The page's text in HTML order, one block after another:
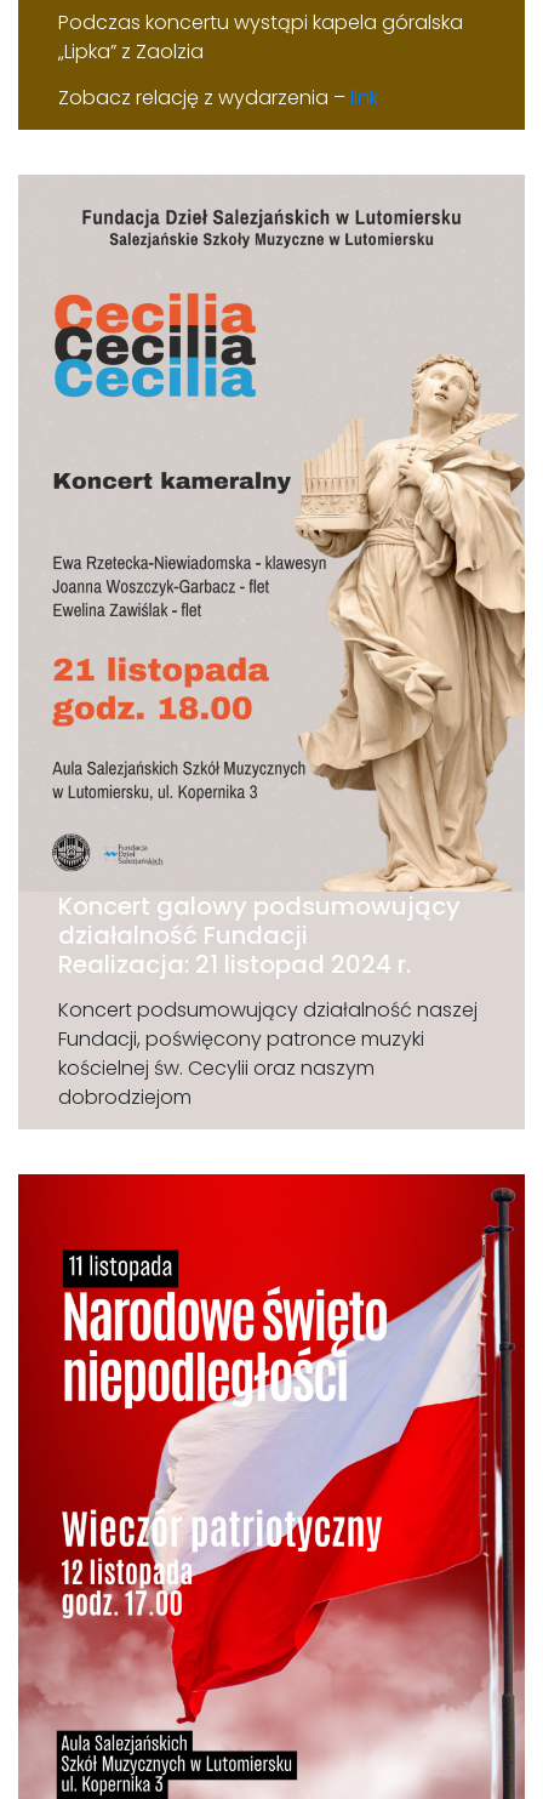
Podczas koncertu wystąpi kapela góralska
„Lipka” z Zaolzia
Zobacz relację z wydarzenia –link
Koncert galowy podsumowujący
działalność Fundacji
Realizacja: 21 listopad 2024 r.
Koncert podsumowujący działalność naszej
Fundacji, poświęcony patronce muzyki
kościelnej św. Cecylii oraz naszym
dobrodziejom